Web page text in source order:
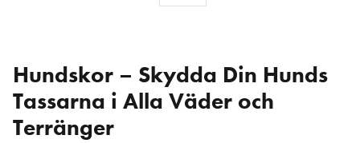
Hundskor – Skydda Din Hunds
Tassarna i Alla Väder och
Terränger